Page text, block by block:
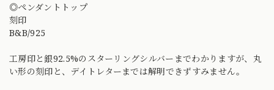
◎ペンダントトップ
刻印
B&B/925
工房印と銀92.5%のスターリングシルバーまでわかりますが、丸
い形の刻印と、デイトレターまでは解明できずすみません。